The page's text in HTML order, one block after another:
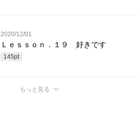
2020/12/01
Ｌｅｓｓｏｎ．１９ 好きです
145pt
もっと見る